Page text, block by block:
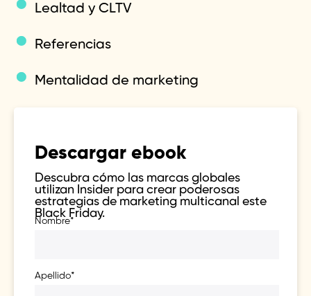
Lealtad y CLTV
Referencias
Mentalidad de marketing
Descargar ebook
Descubra cómo las marcas globales
utilizan Insider para crear poderosas
estrategias de marketing multicanal este
Black Friday.
Nombre*
Apellido*